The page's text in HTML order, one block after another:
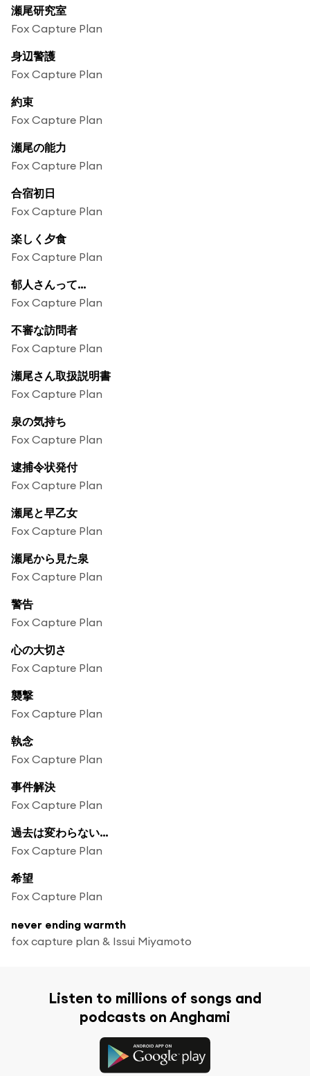
瀬尾研究室
Fox Capture Plan
身辺警護
Fox Capture Plan
約束
Fox Capture Plan
瀬尾の能力
Fox Capture Plan
合宿初日
Fox Capture Plan
楽しく夕食
Fox Capture Plan
郁人さんって…
Fox Capture Plan
不審な訪問者
Fox Capture Plan
瀬尾さん取扱説明書
Fox Capture Plan
泉の気持ち
Fox Capture Plan
逮捕令状発付
Fox Capture Plan
瀬尾と早乙女
Fox Capture Plan
瀬尾から見た泉
Fox Capture Plan
警告
Fox Capture Plan
心の大切さ
Fox Capture Plan
襲撃
Fox Capture Plan
執念
Fox Capture Plan
事件解決
Fox Capture Plan
過去は変わらない…
Fox Capture Plan
希望
Fox Capture Plan
never ending warmth
fox capture plan & Issui Miyamoto
Listen to millions of songs and
podcasts on Anghami